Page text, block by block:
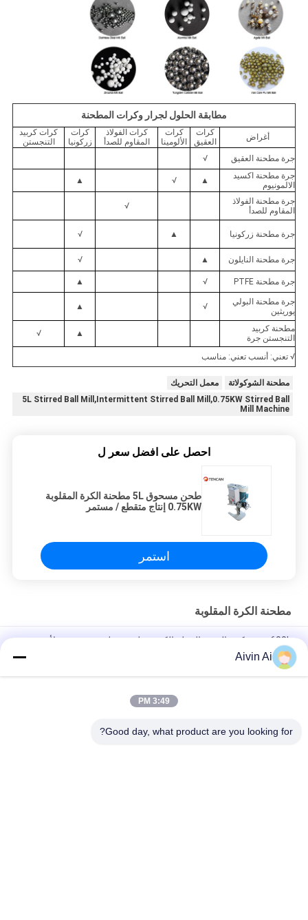
مطابقة الحلول لجرار وكرات المطحنة
أغراض
كرات
العقيق
كرات
الألومينا
كرات الفولاذ
المقاوم للصدأ
كرات
زركونيا
كرات كربيد
التنجستن
جرة مطحنة العقيق
√
جرة مطحنة اكسيد
الالمونيوم
▲
√
▲
جرة مطحنة الفولاذ
المقاوم للصدأ
√
جرة مطحنة زركونيا ▲
√
جرة مطحنة النايلون ▲
√
جرة مطحنة PTFE √
▲
جرة مطحنة البولي
يوريثين
√
▲
مطحنة كربيد
التنجستن جرة
▲
√
√ تعني: أنسب تعني: مناسب
مطحنة الشوكولاتة
معمل التحريك
5L Stirred Ball Mill,Intermittent Stirred Ball Mill,0.75KW Stirred Ball
Mill Machine
احصل على افضل سعر ل
طحن مسحوق 5L مطحنة الكرة المقلوبة
0.75KW إنتاج متقطع / مستمر
استمر
مطحنة الكرة المقلوبة
600L سوبر كبير الحجم الثقيلة الكرة مطحنة مطحنة مخصصة لأية
متطلبات خاصة
الثقيلة مطحنة الرطب نوع الكرة 500 لتر للرسم والصبغ النفط
نموذج للخدمة الشاقة بسعة 100 لتر لصنع الشوكولاتة مطحنة كروية
Aivin Ai
3:49 PM
Good day, what product are you looking for?